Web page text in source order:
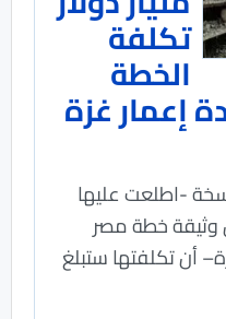
تكلفة
الخطة
إعمار غزة
-اطلعت عليها
من وثيقة خطة مصر
أن تكلفتها ستبلغ